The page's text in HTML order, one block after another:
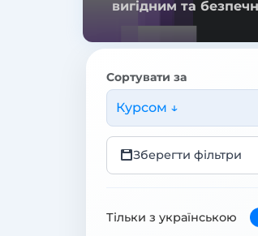
вигідним та
Сортувати за
Курсом ↓
Зберегти фільтри
Тільки з українською